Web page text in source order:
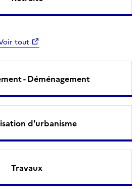
tout
- Déménagement
d'urbanisme
Travaux